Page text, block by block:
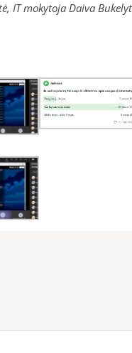
IT mokytoja Daiva